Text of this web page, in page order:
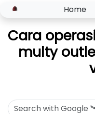
Home
Cara
multy